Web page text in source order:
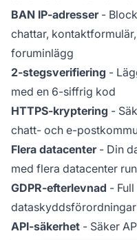
BAN IP-adresser-
chattar,
foruminlägg
2-stegsverifiering -
med en 6-siffrig kod
HTTPS-kryptering -
chatt- och e-
Flera datacenter- Din
med flera datacenter
GDPR-efterlevnad -
dataskyddsförordningar
API-säkerhet - Säker